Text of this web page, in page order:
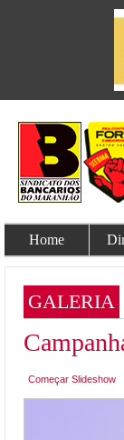
Home
GALERIA
Começar Slideshow